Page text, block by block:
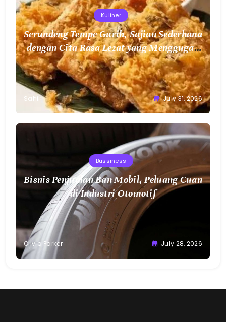
Kuliner
Serundeng Tempe Gurih, Sajian Sederhana
dengan Cita Rasa Lezat yang Menggugah
Selera
Sahil July 31, 2026
Bussiness
Bisnis Penjualan Ban Mobil, Peluang Cuan
di Industri Otomotif
Olivia Parker July 28, 2026